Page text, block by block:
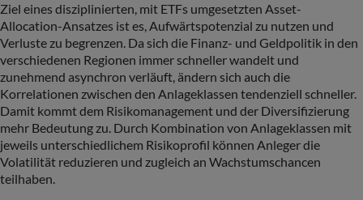
Ziel eines disziplinierten, mit ETFs umgesetzten Asset-
Allocation-Ansatzes ist es, Aufwärtspotenzial zu nutzen und
Verluste zu begrenzen. Da sich die Finanz- und Geldpolitik in den
verschiedenen Regionen immer schneller wandelt und
zunehmend asynchron verläuft, ändern sich auch die
Korrelationen zwischen den Anlageklassen tendenziell schneller.
Damit kommt dem Risikomanagement und der Diversifizierung
mehr Bedeutung zu. Durch Kombination von Anlageklassen mit
jeweils unterschiedlichem Risikoprofil können Anleger die
Volatilität reduzieren und zugleich an Wachstumschancen
teilhaben.